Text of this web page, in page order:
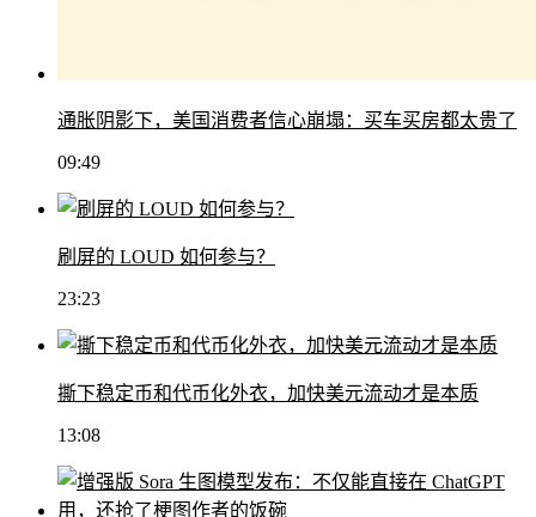
通胀阴影下，美国消费者信心崩塌：买车买房都太贵了
09:49
刷屏的 LOUD 如何参与？
23:23
撕下稳定币和代币化外衣，加快美元流动才是本质
13:08